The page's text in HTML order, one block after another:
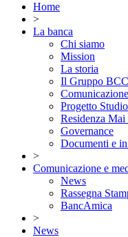
Home
>
La banca
Chi siamo
Mission
La storia
Il Gruppo
Progetto Studio
Residenza Mai
Governance
Documenti e
>
Comunicazione e
News
Rassegna
BancAmica
>
News